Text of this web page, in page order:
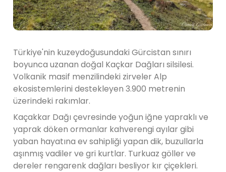
Türkiye'nin kuzeydoğusundaki Gürcistan sınırı
boyunca uzanan doğal Kaçkar Dağları silsilesi.
Volkanik masif menzilindeki zirveler Alp
ekosistemlerini destekleyen 3.900 metrenin
üzerindeki rakımlar.
Kaçakkar Dağı çevresinde yoğun iğne yapraklı ve
yaprak döken ormanlar kahverengi ayılar gibi
yaban hayatına ev sahipliği yapan dik, buzullarla
aşınmış vadiler ve gri kurtlar. Turkuaz göller ve
dereler rengarenk dağları besliyor kır çiçekleri.